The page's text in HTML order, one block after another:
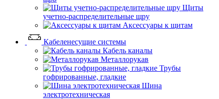
Щиты
учетно-распределительные щру
Аксессуары к щитам
Кабеленесущие системы
Кабель каналы
Металлорукав
Трубы
гофрированные, гладкие
Шина
электротехническая